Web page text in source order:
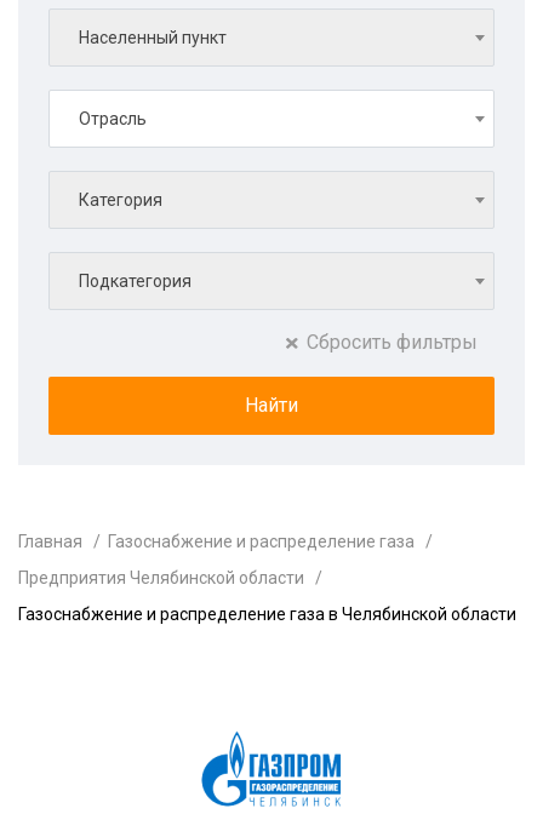
Населенный пункт
Отрасль
Категория
Подкатегория
Сбросить фильтры
Главная
Газоснабжение и распределение газа
Предприятия Челябинской области
Газоснабжение и распределение газа в Челябинской области